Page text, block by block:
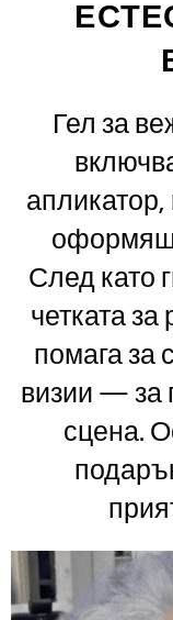
Гел за
оформяш
След като
четката
помага за
визии — за
сцена.